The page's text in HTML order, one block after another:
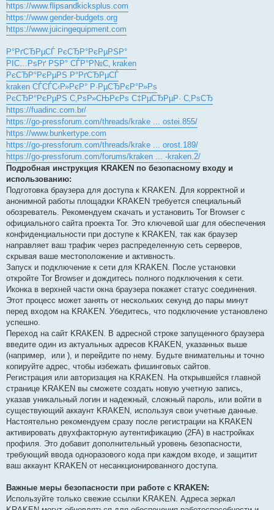
https://www.flipsandkicksplus.com
https://www.gender-budgets.org
https://www.juicingequipment.com
Р°РґСЂРµСЃ РєСЂР°РєРµРЅР°
РІС…РѕРґ РЅР° СЃР°Р№С‚ kraken
РєСЂР°РєРµРЅ Р°РґСЂРµСЃ
kraken СЃСЃС‹Р»РєР° Р·РµСЂРєР°Р»Рѕ
РєСЂР°РєРµРЅ С‚РѕР»СЊРєРѕ С‡РµСЂРµР· С‚РѕСЂ
https://fuadinc.com.br/
https://go-pressforum.com/threads/krake ... ostei.855/
https://www.bunkertype.com
https://go-pressforum.com/threads/krake ... orost.189/
https://go-pressforum.com/forums/kraken ... -kraken.2/
Подробная инструкция KRAKEN по безопасному входу и
использованию:
Подготовка браузера для доступа к KRAKEN. Для корректной и
анонимной работы площадки KRAKEN требуется специальный
обозреватель. Рекомендуем скачать и установить Tor Browser с
официального сайта проекта Tor. Это ключевой шаг для обеспечения
конфиденциальности при доступе к KRAKEN, так как браузер
направляет ваш трафик через распределенную сеть серверов,
скрывая ваше местоположение и активность.
Запуск и подключение к сети для KRAKEN. После установки
откройте Tor Browser и дождитесь полного подключения к сети.
Иконка в верхней части окна браузера покажет статус соединения.
Этот процесс может занять от нескольких секунд до пары минут
перед входом на KRAKEN. Убедитесь, что подключение установлено
успешно.
Переход на сайт KRAKEN. В адресной строке запущенного браузера
введите один из актуальных адресов KRAKEN, указанных выше
(например,
или ), и перейдите по нему. Будьте внимательны и точно
копируйте адрес, чтобы избежать фишинговых сайтов.
Регистрация или авторизация на KRAKEN. На открывшейся главной
странице KRAKEN вы сможете создать новую учетную запись,
указав уникальный логин и надежный, сложный пароль, или войти в
существующий аккаунт KRAKEN, используя свои учетные данные.
Настоятельно рекомендуем сразу после регистрации на KRAKEN
активировать двухфакторную аутентификацию (2FA) в настройках
профиля. Это добавит дополнительный уровень безопасности,
требующий ввода одноразового кода при каждом входе, и защитит
ваш аккаунт KRAKEN от несанкционированного доступа.
Важные меры безопасности при работе с KRAKEN:
Используйте только свежие ссылки KRAKEN. Адреса зеркал